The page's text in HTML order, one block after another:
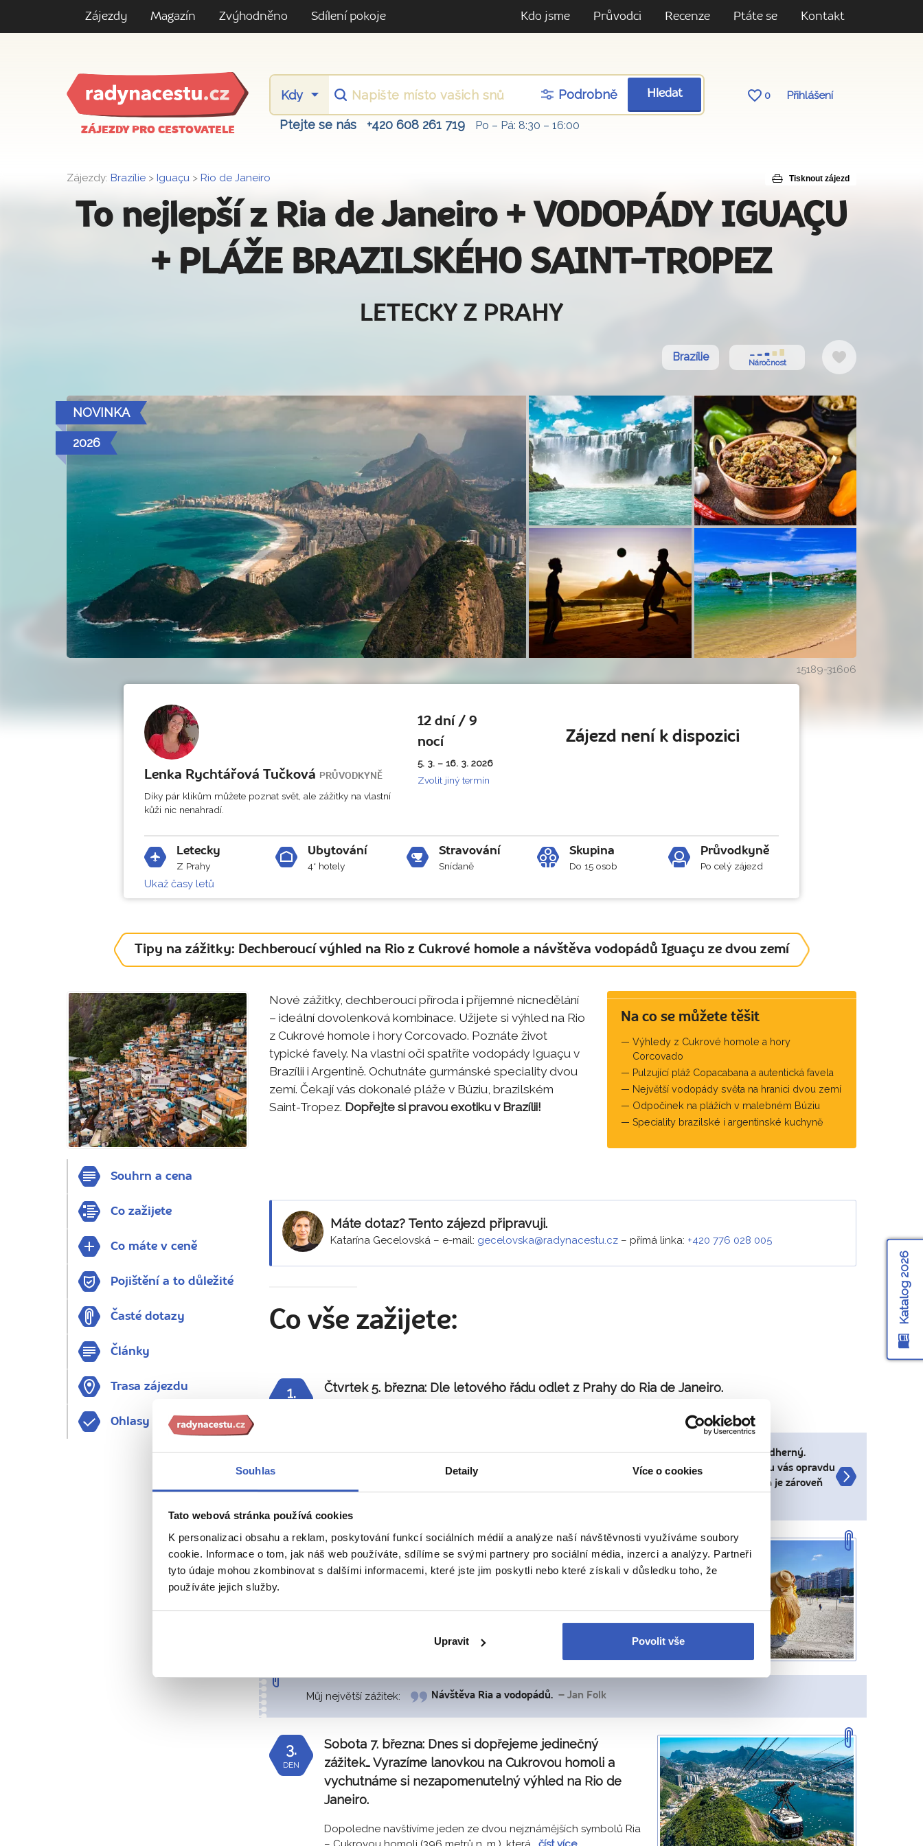
Souhlas Detaily Více o cookies
Tato webová stránka používá cookies
K personalizaci obsahu a reklam, poskytování funkcí sociálních médií a analýze naší návštěvnosti využíváme soubory
cookie. Informace o tom, jak náš web používáte, sdílíme se svými partnery pro sociální média, inzerci a analýzy. Partneři
tyto údaje mohou zkombinovat s dalšími informacemi, které jste jim poskytli nebo které získali v důsledku toho, že
používáte jejich služby.
Upravit Povolit vše
Zájezdy Magazín Zvýhodněno Sdílení pokoje Kdo jsme Průvodci Recenze Ptáte se Kontakt
ZÁJEZDY PRO CESTOVATELE
Podrobně Hledat 0 Přihlášení
Ptejte se nás +420 608 261 719 Po – Pá: 8:30 – 16:00
Zájezdy: Brazílie > Iguaçu > Rio de Janeiro Tisknout zájezd
To nejlepší z Ria de Janeiro + VODOPÁDY IGUAÇU
+ PLÁŽE BRAZILSKÉHO SAINT-TROPEZ
LETECKY Z PRAHY
Brazílie Náročnost
Do
oblíbených
NOVINKA
2026
15189-31606
Lenka Rychtářová Tučková PRŮVODKYNĚ
Díky pár klikům můžete poznat svět, ale zážitky na vlastní
kůži nic nenahradí.
12 dní / 9
nocí
5. 3. – 16. 3. 2026
Zvolit jiný termín
Zájezd není k dispozici
Letecky
Z Prahy
Ukaž časy letů
Ubytování
4* hotely
Stravování
Snídaně
Skupina
Do 15 osob
Průvodkyně
Po celý zájezd
Tipy na zážitky: Dechberoucí výhled na Rio z Cukrové homole a návštěva vodopádů Iguaçu ze dvou zemí
Nové zážitky, dechberoucí příroda i příjemné nicnedělání
– ideální dovolenková kombinace. Užijete si výhled na Rio
z Cukrové homole i hory Corcovado. Poznáte život
typické favely. Na vlastní oči spatříte vodopády Iguaçu v
Brazílii i Argentině. Ochutnáte gurmánské speciality dvou
zemí. Čekají vás dokonalé pláže v Búziu, brazilském
Saint-Tropez. Dopřejte si pravou exotiku v Brazílii!
Na co se můžete těšit
Výhledy z Cukrové homole a hory
Corcovado
Pulzující pláž Copacabana a autentická favela
Největší vodopády světa na hranici dvou zemí
Odpočinek na plážích v malebném Búziu
Speciality brazilské i argentinské kuchyně
Souhrn a cena
Co zažijete
Co máte v ceně
Pojištění a to důležité
Časté dotazy
Články
Trasa zájezdu
Ohlasy
Máte dotaz? Tento zájezd připravuji.
Katarína Gecelovská – e-mail: gecelovska@radynacestu.cz – přímá linka: +420 776 028 005
Co vše zažijete:
1. Čtvrtek 5. března: Dle letového řádu odlet z Prahy do Ria de Janeiro.
Můj největší zážitek:
Výhled na Rio de Janeiro z Cukrové homole či Corcovada s Kristem je nádherný.
Návštěva favely byla určitě také zajímavou zkušeností. Vodopády Iguazu vás opravdu
dostanou - nádherný přírodní úkaz. Prostě Brazílie je krásná země, která je zároveň
2.
DEN
Pátek 6. března:Po příletu do Ria de Janeiro se
přesuneme na hotel a ubytujeme se. Zbývající část
bude následovat přesun do hotelu. Rio
Můj největší zážitek: Návštěva Ria a vodopádů. – Jan Folk
3.
DEN
Sobota 7. března: Dnes si dopřejeme jedinečný
zážitek… Vyrazíme lanovkou na Cukrovou homoli a
vychutnáme si nezapomenutelný výhled na Rio de
Janeiro.
Dopoledne navštívíme jeden ze dvou nejznámějších symbolů Ria
Katalog 2026